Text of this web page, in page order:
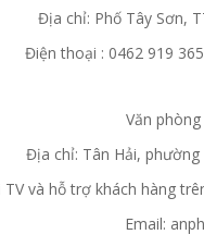
Địa chỉ: Phố Tây Sơn,
Điện thoại : 0462 919
Văn
Địa chỉ: Tân Hải, phường
TV và hỗ trợ khách hàng
Email: